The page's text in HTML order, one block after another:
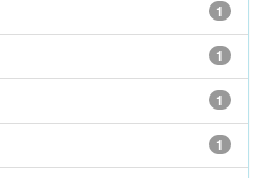
1
1
1
1